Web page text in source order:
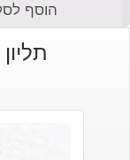
הוסף